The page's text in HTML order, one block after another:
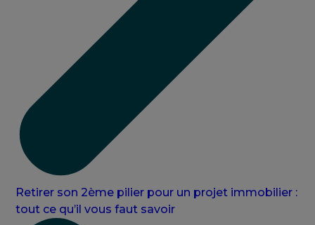
Retirer son 2ème pilier pour un projet immobilier :
tout ce qu’il vous faut savoir